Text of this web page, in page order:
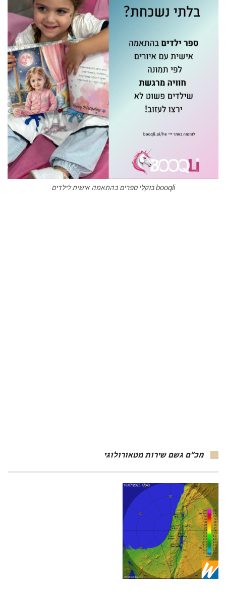
booqli בוקלי ספרים בהתאמה אישית לילדים
מכ"ם גשם שירות מטאורולוגי